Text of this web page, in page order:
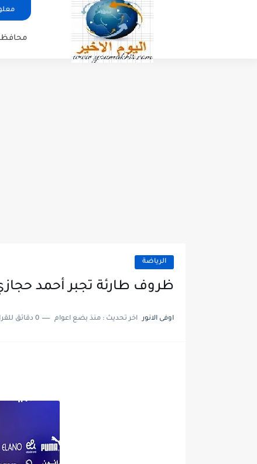
الرياضة
ظروف طارئة تجبر أحمد
اوفى الانور اخر تحديث : منذ بضع اعوام 0 دقائق للقراءة